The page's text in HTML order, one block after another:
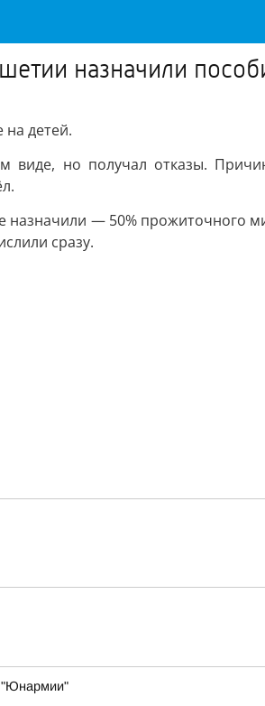
назначили
детей.
виде, но получал отказы.
— 50% прожиточного
сразу.
"Юнармии"